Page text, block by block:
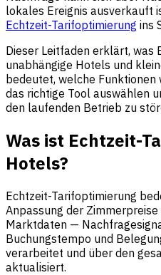
lokales Ereignis ausverkauft
Echtzeit-Tarifoptimierung ins
Dieser Leitfaden erklärt, was
unabhängige Hotels und
bedeutet, welche Funktionen
das richtige Tool auswählen
den laufenden Betrieb zu
Was ist Echtzeit-
Hotels?
Echtzeit-Tarifoptimierung
Anpassung der
Marktdaten —
Buchungstempo und
verarbeitet und über den
aktualisiert.